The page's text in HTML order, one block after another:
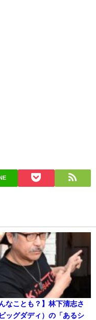
んなことも？】林下清志さ
ッグダディ）の「あるシ